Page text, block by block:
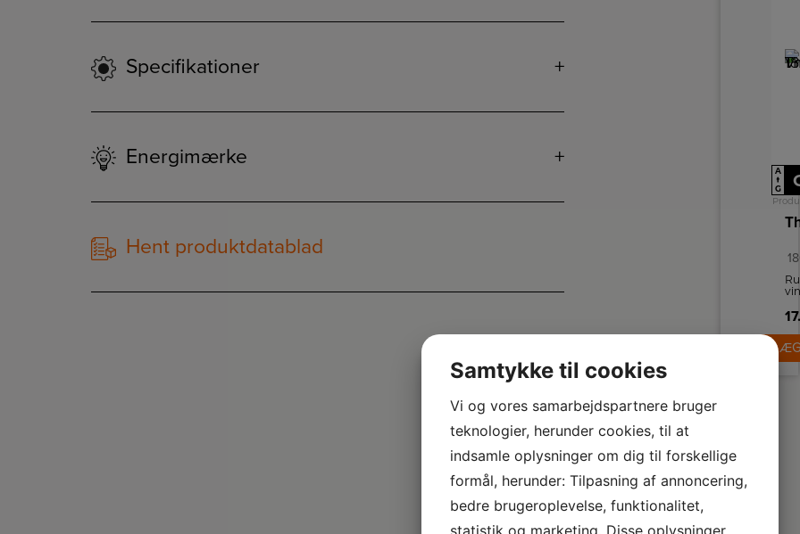
Specifikationer
Energimærke
Hent produktdatablad
A
↑
G
Samtykke til cookies
Vi og vores samarbejdspartnere bruger
teknologier, herunder cookies, til at
indsamle oplysninger om dig til forskellige
formål, herunder: Tilpasning af annoncering,
bedre brugeroplevelse, funktionalitet,
statistik og marketing. Disse oplysninger